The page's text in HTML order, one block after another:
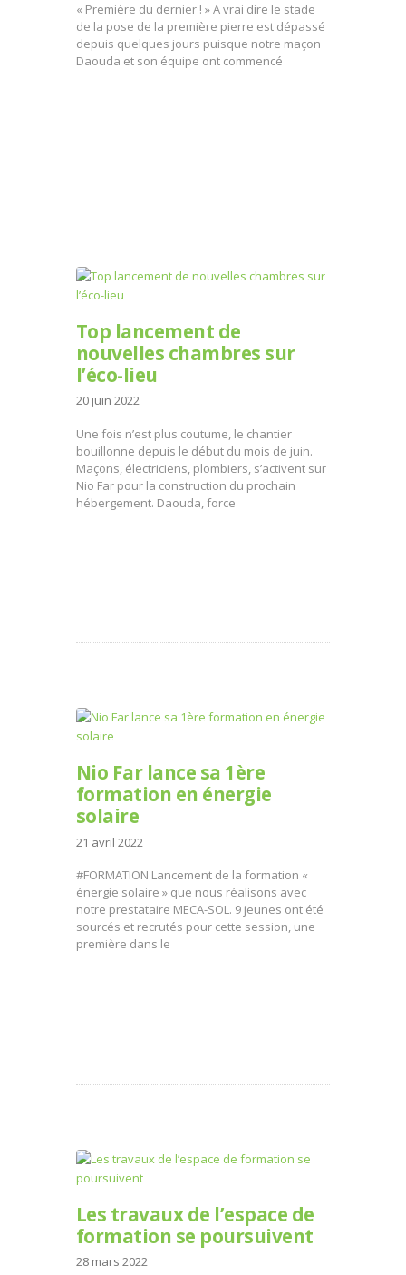
« Première du dernier ! » A vrai dire le stade
de la pose de la première pierre est dépassé
depuis quelques jours puisque notre maçon
Daouda et son équipe ont commencé
Top lancement de
nouvelles chambres sur
l’éco-lieu
20 juin 2022
Une fois n’est plus coutume, le chantier
bouillonne depuis le début du mois de juin.
Maçons, électriciens, plombiers, s’activent sur
Nio Far pour la construction du prochain
hébergement. Daouda, force
Nio Far lance sa 1ère
formation en énergie
solaire
21 avril 2022
#FORMATION Lancement de la formation «
énergie solaire » que nous réalisons avec
notre prestataire MECA-SOL. 9 jeunes ont été
sourcés et recrutés pour cette session, une
première dans le
Les travaux de l’espace de
formation se poursuivent
28 mars 2022